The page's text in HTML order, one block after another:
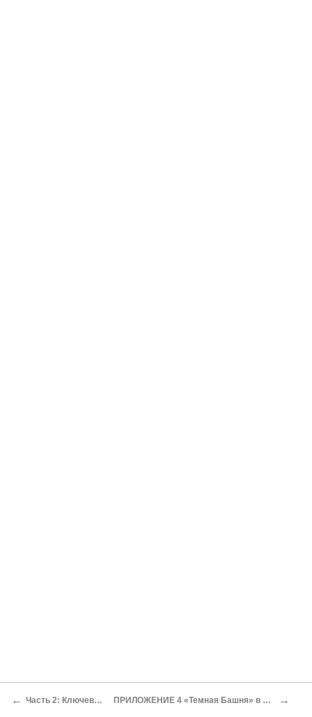
← Часть 2: Ключевой мир ПРИЛОЖЕНИЕ 4 «Темная Башня» в интернете →